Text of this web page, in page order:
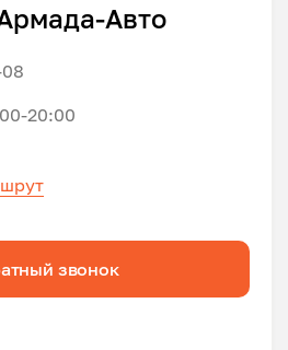
Авто
20:00
звонок